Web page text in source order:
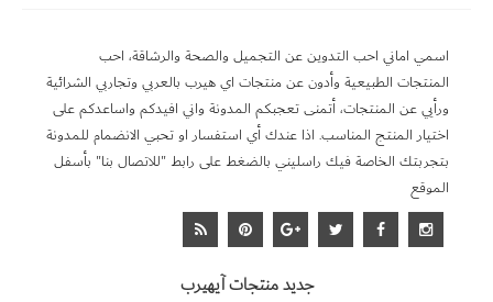
اسمي اماني احب التدوين عن التجميل والصحة والرشاقة، احب
المنتجات الطبيعية وأدون عن منتجات اي هيرب بالعربي وتجاربي الشرائية
ورأيي عن المنتجات، أتمنى تعجبكم المدونة واني افيدكم واساعدكم على
اختيار المنتج المناسب. اذا عندك أي استفسار او تحبي الانضمام للمدونة
بتجربتك الخاصة فيك راسليني بالضغط على رابط "للاتصال بنا" بأسفل
الموقع
جديد منتجات آيهيرب